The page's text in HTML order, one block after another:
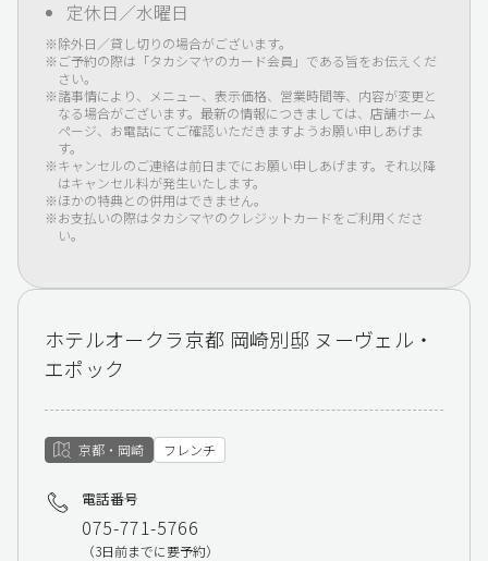
定休日／水曜日
除外日／貸し切りの場合がございます。
ご予約の際は「タカシマヤのカード会員」である旨をお伝えくだ
さい。
諸事情により、メニュー、表示価格、営業時間等、内容が変更と
なる場合がございます。最新の情報につきましては、店舗ホーム
ページ、お電話にてご確認いただきますようお願い申しあげま
す。
キャンセルのご連絡は前日までにお願い申しあげます。それ以降
はキャンセル料が発生いたします。
ほかの特典との併用はできません。
お支払いの際はタカシマヤのクレジットカードをご利用くださ
い。
ホテルオークラ京都 岡崎別邸 ヌーヴェル・
エポック
京都・岡崎 フレンチ
電話番号
075-771-5766
（3日前までに要予約）